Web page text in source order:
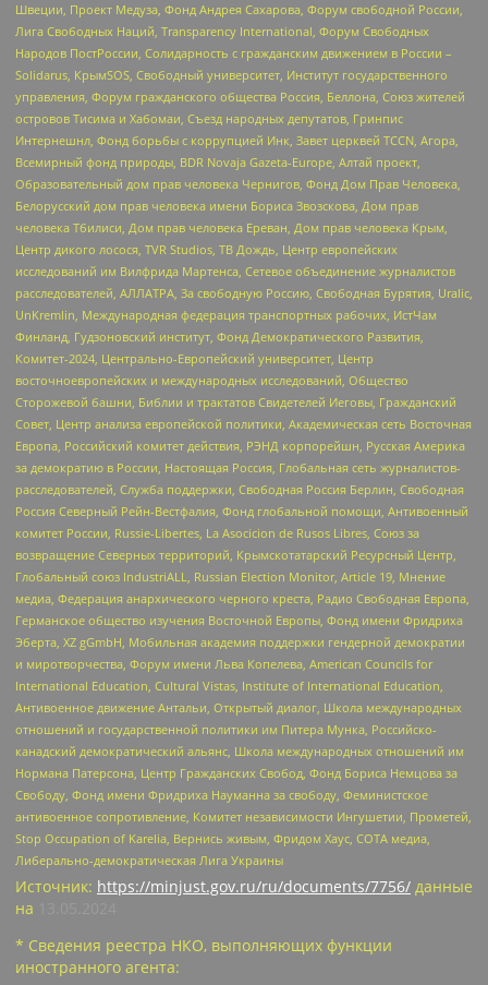
Швеции, Проект Медуза, Фонд Андрея Сахарова, Форум свободной России,
Лига Свободных Наций, Transparеncy International, Форум Свободных
Народов ПостРоссии, Солидарность с гражданским движением в России –
Solidarus, КрымSOS, Свободный университет, Институт государственного
управления, Форум гражданского общества Россия, Беллона, Союз жителей
островов Тисима и Хабомаи, Съезд народных депутатов, Гринпис
Интернешнл, Фонд борьбы с коррупцией Инк, Завет церквей TCCN, Агора,
Всемирный фонд природы, BDR Novaja Gazeta-Europe, Алтай проект,
Образовательный дом прав человека Чернигов, Фонд Дом Прав Человека,
Белорусский дом прав человека имени Бориса Звозскова, Дом прав
человека Тбилиси, Дом прав человека Ереван, Дом прав человека Крым,
Центр дикого лосося, TVR Studios, ТВ Дождь, Центр европейских
исследований им Вилфрида Мартенса, Сетевое объединение журналистов
расследователей, АЛЛАТРА, За свободную Россию, Свободная Бурятия, Uralic,
UnKremlin, Международная федерация транспортных рабочих, ИстЧам
Финланд, Гудзоновский институт, Фонд Демократического Развития,
Комитет-2024, Центрально-Европейский университет, Центр
восточноевропейских и международных исследований, Общество
Сторожевой башни, Библии и трактатов Свидетелей Иеговы, Гражданский
Совет, Центр анализа европейской политики, Академическая сеть Восточная
Европа, Российский комитет действия, РЭНД корпорейшн, Русская Америка
за демократию в России, Настоящая Россия, Глобальная сеть журналистов-
расследователей, Служба поддержки, Свободная Россия Берлин, Свободная
Россия Северный Рейн-Вестфалия, Фонд глобальной помощи, Антивоенный
комитет России, Russie-Libertes, La Asocicion de Rusos Libres, Союз за
возвращение Северных территорий, Крымскотатарский Ресурсный Центр,
Глобальный союз IndustriALL, Russian Election Monitor, Article 19, Мнение
медиа, Федерация анархического черного креста, Радио Свободная Европа,
Германское общество изучения Восточной Европы, Фонд имени Фридриха
Эберта, XZ gGmbH, Мобильная академия поддержки гендерной демократии
и миротворчества, Форум имени Льва Копелева, American Councils for
International Education, Cultural Vistas, Institute of International Education,
Антивоенное движение Антальи, Открытый диалог, Школа международных
отношений и государственной политики им Питера Мунка, Российско-
канадский демократический альянс, Школа международных отношений им
Нормана Патерсона, Центр Гражданских Свобод, Фонд Бориса Немцова за
Свободу, Фонд имени Фридриха Науманна за свободу, Феминистское
антивоенное сопротивление, Комитет независимости Ингушетии, Прометей,
Stop Occupation of Karelia, Вернись живым, Фридом Хаус, СОТА медиа,
Либерально-демократическая Лига Украины
Источник: https://minjust.gov.ru/ru/documents/7756/ данные
на
* Сведения реестра НКО, выполняющих функции
иностранного агента: